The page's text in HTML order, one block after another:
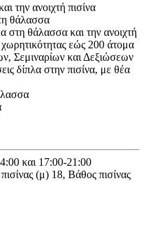
την ανοιχτή πισίνα
θάλασσα
στη θάλασσα και την ανοιχτή
εώς 200 άτομα
Σεμιναρίων και Δεξιώσεων
δίπλα στην πισίνα, με θέα
και 17:00-21:00
(μ) 18, Βάθος πισίνας